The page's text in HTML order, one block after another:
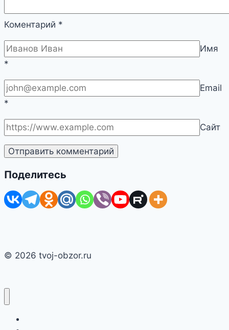
Коментарий *
Имя
*
Email
*
Сайт
Поделитесь
© 2026 tvoj-obzor.ru